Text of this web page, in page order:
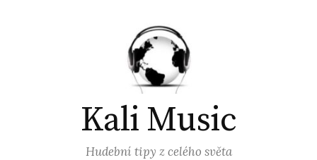
Kali Music
Hudební tipy z celého světa